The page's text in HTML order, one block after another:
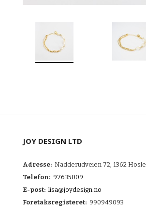
JOY DESIGN LTD
Adresse: Nadderudveien 72, 1362 Hosle
Telefon: 97635009
E-post: lisa@joydesign.no
Foretaksregisteret: 990949093